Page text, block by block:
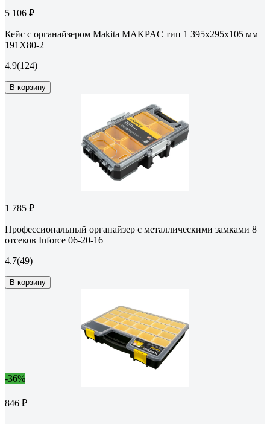
5 106 ₽
Кейс с органайзером Makita MAKPAC тип 1 395x295x105 мм
191X80-2
4.9(124)
В корзину
1 785 ₽
Профессиональный органайзер с металлическими замками 8
отсеков Inforce 06-20-16
4.7(49)
В корзину
-36%
846 ₽